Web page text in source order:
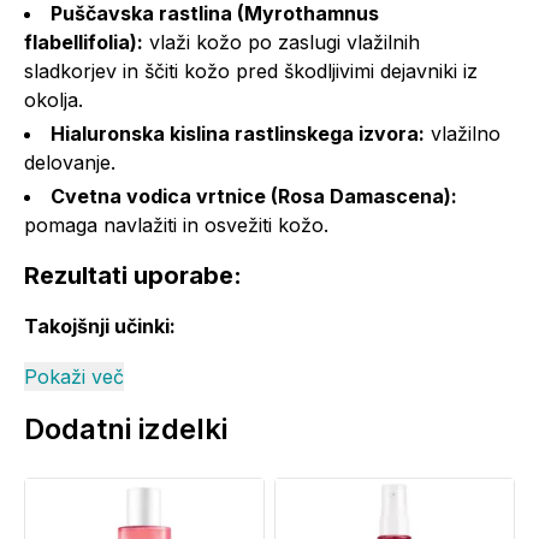
Puščavska rastlina (Myrothamnus
flabellifolia): vlaži kožo po zaslugi vlažilnih
sladkorjev in ščiti kožo pred škodljivimi dejavniki iz
okolja.
Hialuronska kislina rastlinskega izvora: vlažilno
delovanje.
Cvetna vodica vrtnice (Rosa Damascena):
pomaga navlažiti in osvežiti kožo.
Rezultati uporabe:
Takojšnji učinki:
97 % žensk je potrdilo, da je koža napeta takoj po
94 % žensk je potrdilo, da so gubice zglajene (2)
87 % žensk je potrdilo, da je polt sijoča (2)
Pokaži več
Dodatni izdelki